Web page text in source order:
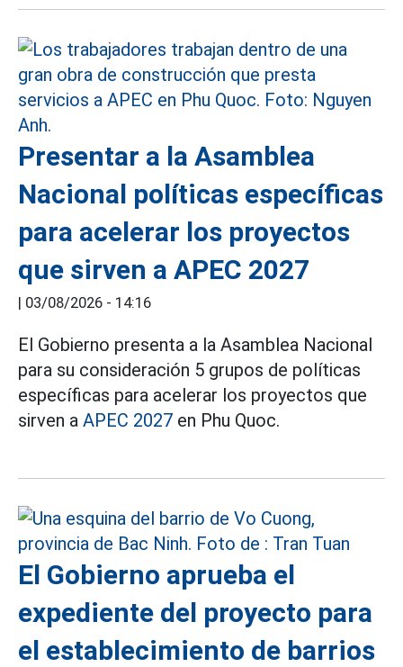
Presentar a la Asamblea
Nacional políticas específicas
para acelerar los proyectos
que sirven a APEC 2027
| 03/08/2026 - 14:16
El Gobierno presenta a la Asamblea Nacional
para su consideración 5 grupos de políticas
específicas para acelerar los proyectos que
sirven a APEC 2027 en Phu Quoc.
El Gobierno aprueba el
expediente del proyecto para
el establecimiento de barrios